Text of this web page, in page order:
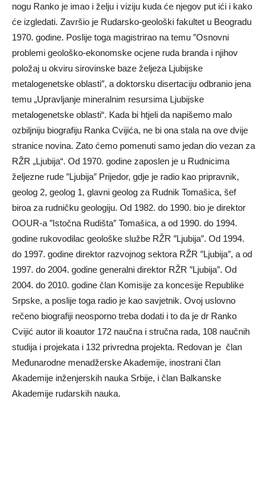
nogu Ranko je imao i želјu i viziju kuda će njegov put ići i kako
će izgledati. Završio je Rudarsko-geološki fakultet u Beogradu
1970. godine. Poslije toga magistrirao na temu ″Osnovni
problemi geološko-ekonomske ocjene ruda branda i njihov
položaj u okviru sirovinske baze želјeza Ljubijske
metalogenetske oblasti″, a doktorsku disertaciju odbranio jena
temu „Upravlјanje mineralnim resursima Ljubijske
metalogenetske oblasti“. Kada bi htjeli da napišemo malo
ozbilјniju biografiju Ranka Cvijića, ne bi ona stala na ove dvije
stranice novina. Zato ćemo pomenuti samo jedan dio vezan za
RŽR „Ljubija“. Od 1970. godine zaposlen je u Rudnicima
želјezne rude ″Ljubija″ Prijedor, gdje je radio kao pripravnik,
geolog 2, geolog 1, glavni geolog za Rudnik Tomašica, šef
biroa za rudničku geologiju. Od 1982. do 1990. bio je direktor
OOUR-a ″Istočna Rudišta″ Tomašica, a od 1990. do 1994.
godine rukovodilac geološke službe RŽR ″Ljubija″. Od 1994.
do 1997. godine direktor razvojnog sektora RŽR ″Ljubija″, a od
1997. do 2004. godine generalni direktor RŽR ″Ljubija″. Od
2004. do 2010. godine član Komisije za koncesije Republike
Srpske, a poslije toga radio je kao savjetnik. Ovoj uslovno
rečeno biografiji neosporno treba dodati i to da je dr Ranko
Cvijić autor ili koautor 172 naučna i stručna rada, 108 naučnih
studija i projekata i 132 privredna projekta. Redovan je član
Međunarodne menadžerske Akademije, inostrani član
Akademije inženjerskih nauka Srbije, i član Balkanske
Akademije rudarskih nauka.